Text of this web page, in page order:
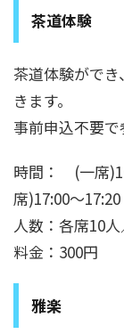
茶道体験
茶道体験がで
きます。
事前申込不要で
時間： (一席
席)17:00～17:20
人数：各席10
料金：300円
雅楽